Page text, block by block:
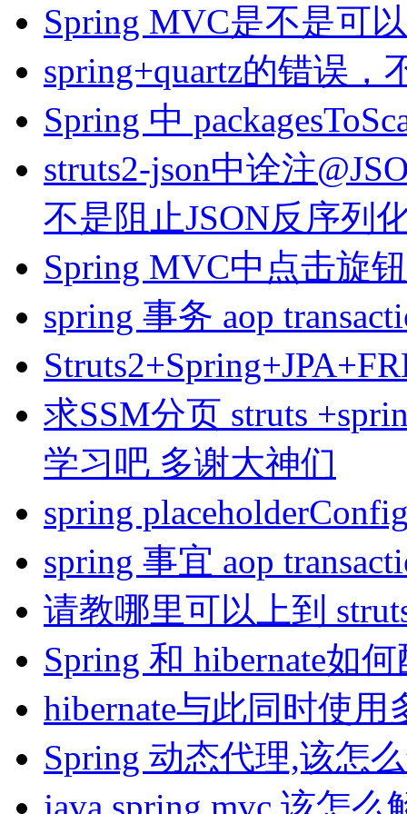
Spring MVC是不是可
spring+quartz的错误，
Spring 中
struts2-json中诠注
不是阻止JSON反序列
Spring MVC中点击旋
spring 事务 aop
求SSM分页 struts
学习吧 多谢大神们
spring
spring 事宜 aop
请教哪里可以上到
Spring 和 hibernate如
hibernate与此同时使用
Spring 动态代理,该怎
java spring mvc,该怎么